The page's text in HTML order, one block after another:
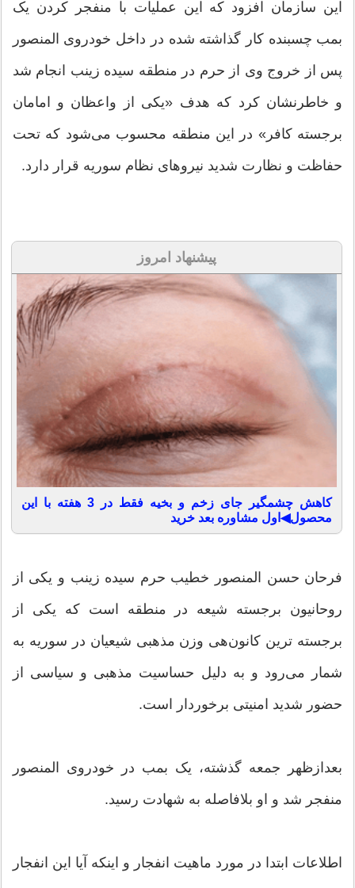
این سازمان افزود که این عملیات با منفجر کردن یک
بمب چسبنده کار گذاشته شده در داخل خودروی المنصور
پس از خروج وی از حرم در منطقه سیده زینب انجام شد
و خاطرنشان کرد که هدف «یکی از واعظان و امامان
برجسته کافر» در این منطقه محسوب می‌شود که تحت
حفاظت و نظارت شدید نیروهای نظام سوریه قرار دارد.
پیشنهاد امروز
کاهش چشمگیر جای زخم و بخیه فقط در 3 هفته با این
محصول◀اول مشاوره بعد خرید
فرحان حسن المنصور خطیب حرم سیده زینب و یکی از
روحانیون برجسته شیعه در منطقه است که یکی از
برجسته ترین کانون‌هی وزن مذهبی شیعیان در سوریه به
شمار می‌رود و به دلیل حساسیت مذهبی و سیاسی از
حضور شدید امنیتی برخوردار است.
بعدازظهر جمعه گذشته، یک بمب در خودروی المنصور
منفجر شد و او بلافاصله به شهادت رسید.
اطلاعات ابتدا در مورد ماهیت انفجار و اینکه آیا این انفجار